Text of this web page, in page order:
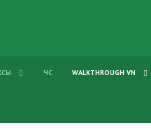
ЧС WALKTHROUGH VN